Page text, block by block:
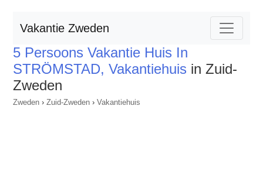
Vakantie Zweden
5 Persoons Vakantie Huis In
STRÖMSTAD, Vakantiehuis in Zuid-
Zweden
Zweden › Zuid-Zweden › Vakantiehuis